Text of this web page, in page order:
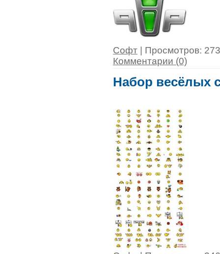
Софт | Просмотров:
Комментарии (0)
Набор весёлых